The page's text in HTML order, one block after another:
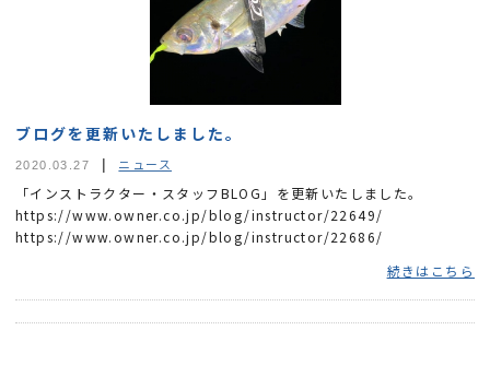
ブログを更新いたしました。
2020.03.27 ニュース
「インストラクター・スタッフBLOG」を更新いたしました。
https://www.owner.co.jp/blog/instructor/22649/
https://www.owner.co.jp/blog/instructor/22686/
続きはこちら